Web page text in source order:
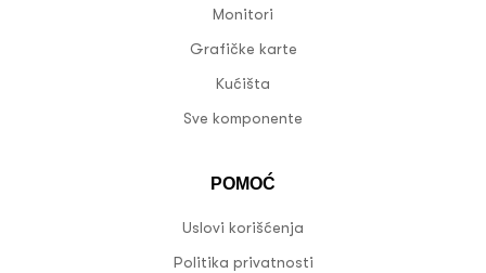
Monitori
Grafičke karte
Kućišta
Sve komponente
POMOĆ
Uslovi korišćenja
Politika privatnosti